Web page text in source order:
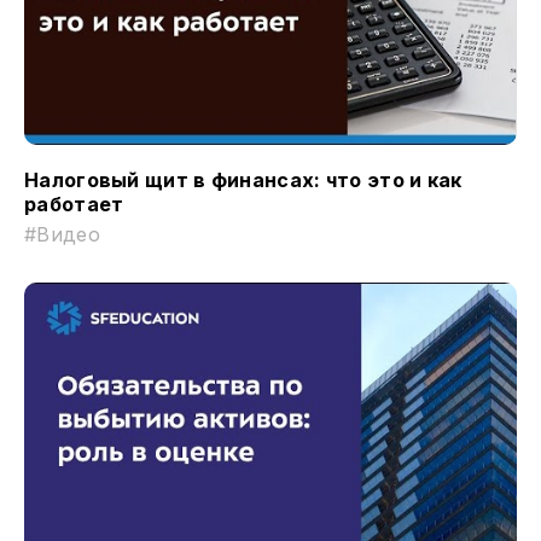
Налоговый щит в финансах: что это и как
работает
#Видео